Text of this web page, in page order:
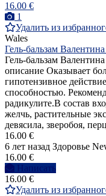
16.00 €
1
Удалить из
Wales
Гель-бальзам
Гель-бальзам
описание Оказывает
гипотензивное
способностью.
радикулите.В состав
желчь, растительные
девясила, зверобоя,
16.00 €
6 лет назад Здоровье
16.00 €
Написать
16.00 €
Удалить из